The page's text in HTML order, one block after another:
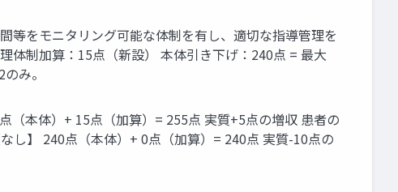
等をモニタリング可能な体制を有し、適切な指導管理を
体制加算：15点（新設） 本体引き下げ：240点 = 最大
み。
（本体）+ 15点（加算）= 255点 実質+5点の増収 患者の
し】 240点（本体）+ 0点（加算）= 240点 実質-10点の